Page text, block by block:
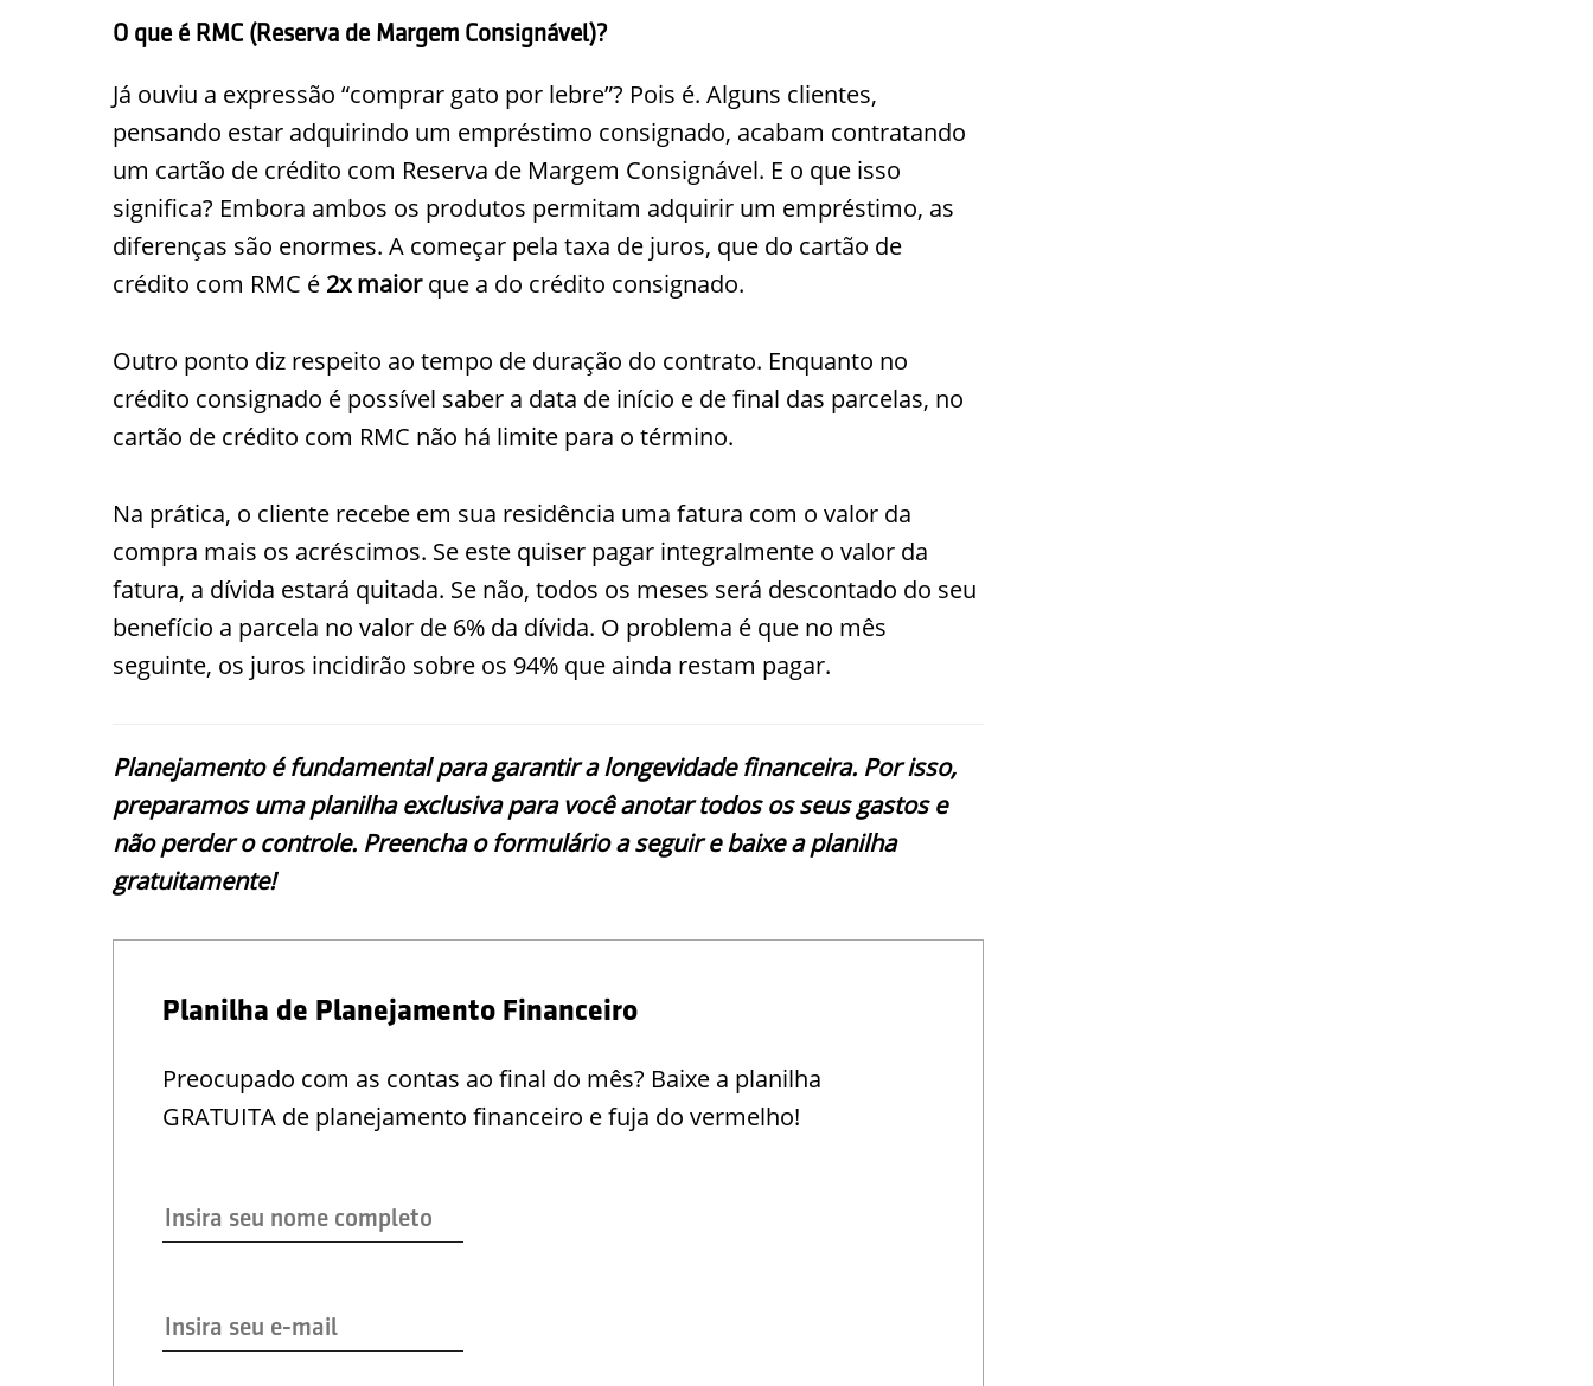
O que é RMC (Reserva de Margem Consignável)?
Já ouviu a expressão “comprar gato por lebre”? Pois é. Alguns clientes,
pensando estar adquirindo um empréstimo consignado, acabam contratando
um cartão de crédito com Reserva de Margem Consignável. E o que isso
significa? Embora ambos os produtos permitam adquirir um empréstimo, as
diferenças são enormes. A começar pela taxa de juros, que do cartão de
crédito com RMC é 2x maiorque a do crédito consignado.
Outro ponto diz respeito ao tempo de duração do contrato. Enquanto no
crédito consignado é possível saber a data de início e de final das parcelas, no
cartão de crédito com RMC não há limite para o término.
Na prática, o cliente recebe em sua residência uma fatura com o valor da
compra mais os acréscimos. Se este quiser pagar integralmente o valor da
fatura, a dívida estará quitada. Se não, todos os meses será descontado do seu
benefício a parcela no valor de 6% da dívida. O problema é que no mês
seguinte, os juros incidirão sobre os 94% que ainda restam pagar.
Planejamento é fundamental para garantir a longevidade financeira. Por isso,
preparamos uma planilha exclusiva para você anotar todos os seus gastos e
não perder o controle. Preencha o formulário a seguir e baixe a planilha
gratuitamente!
Planilha de Planejamento Financeiro
Preocupado com as contas ao final do mês? Baixe a planilha
GRATUITA de planejamento financeiro e fuja do vermelho!